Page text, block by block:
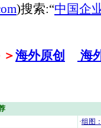
)搜索:“中国企
海外原创
海
·组图